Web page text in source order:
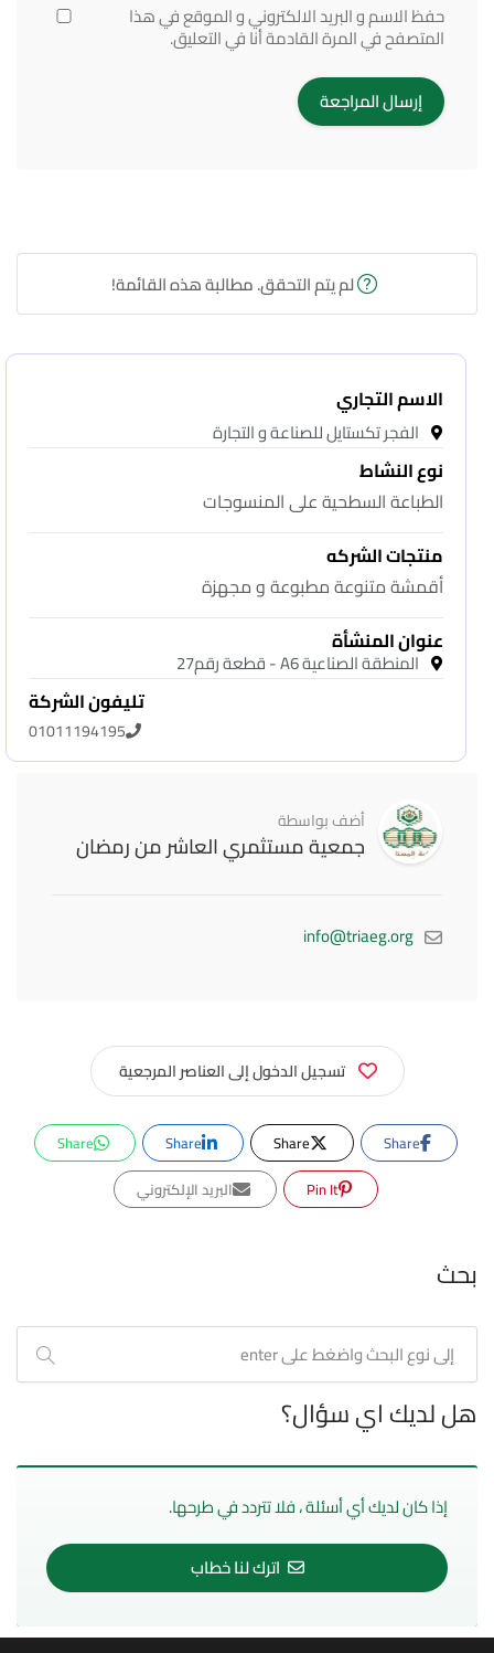
حفظ الاسم و البريد الالكتروني و الموقع في هذا
المتصفح في المرة القادمة أنا في التعليق.
لم يتم التحقق. مطالبة هذه القائمة!
الاسم التجاري
الفجر تكستايل للصناعة و التجارة
نوع النشاط
الطباعة السطحية على المنسوجات
منتجات الشركه
أقمشة متنوعة مطبوعة و مجهزة
عنوان المنشأة
المنطقة الصناعية A6 - قطعة رقم27
تليفون الشركة
01011194195
أضف بواسطة
جمعية مستثمري العاشر من رمضان
info@triaeg.org
تسجيل الدخول إلى العناصر المرجعية
Share
Share
Share
Share
Pin It
البريد الإلكتروني
بحث
هل لديك اي سؤال؟
إذا كان لديك أي أسئلة ، فلا تتردد في طرحها.
اترك لنا خطاب